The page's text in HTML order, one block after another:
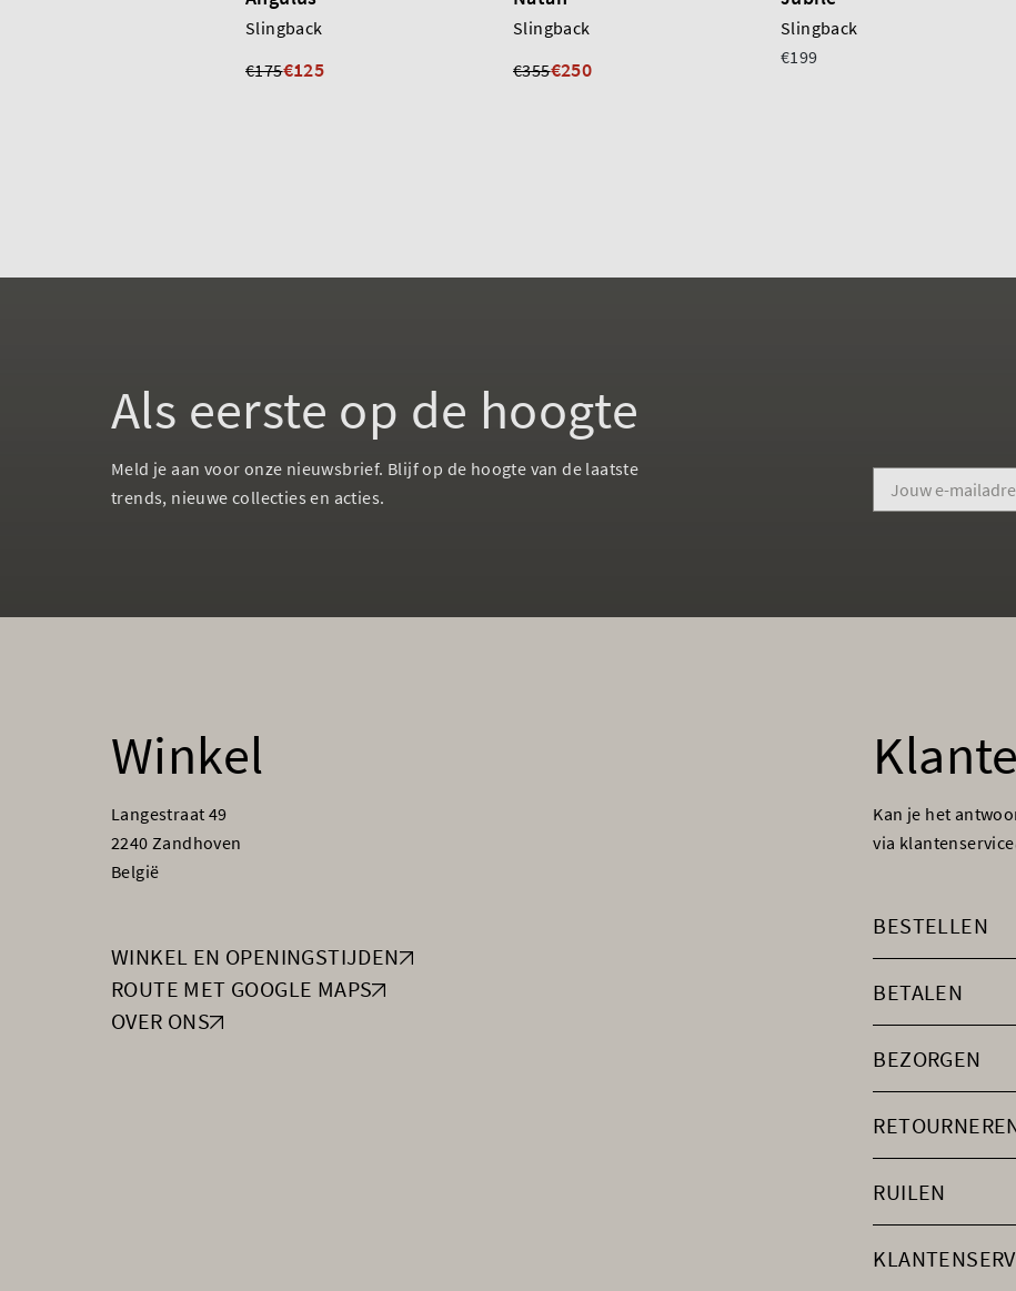
Slingback
€175€125
Slingback
€355€250
Slingback
€199
Als eerste op de hoogte
Meld je aan voor onze nieuwsbrief. Blijf op de hoogte van de laatste
trends, nieuwe collecties en acties.
Winkel
Langestraat 49
2240 Zandhoven
België
WINKEL EN OPENINGSTIJDEN
ROUTE MET GOOGLE MAPS
OVER ONS
Kan je het
via
BESTELLEN
BETALEN
BEZORGEN
RUILEN